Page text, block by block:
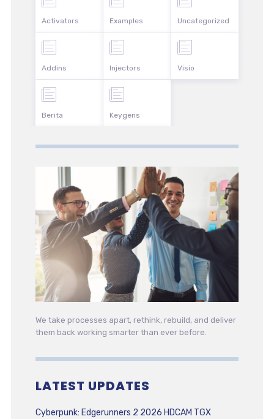
Activators
Addins
Berita
Examples
Injectors
Keygens
Uncategorized
Visio
We take processes apart, rethink, rebuild, and deliver
them back working smarter than ever before.
LATEST UPDATES
Cyberpunk: Edgerunners 2 2026 HDCAM TGX